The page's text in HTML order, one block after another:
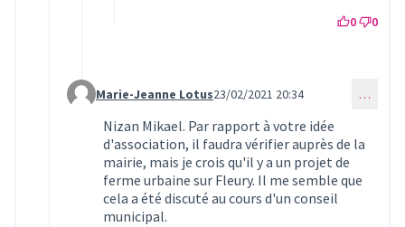
0 0
Commentaire 309 (réponse au commentaire 238)
Marie-Jeanne Lotus23/02/2021 20:34 …
Nizan Mikael. Par rapport à votre idée
d'association, il faudra vérifier auprès de la
mairie, mais je crois qu'il y a un projet de
ferme urbaine sur Fleury. Il me semble que
cela a été discuté au cours d'un conseil
municipal.